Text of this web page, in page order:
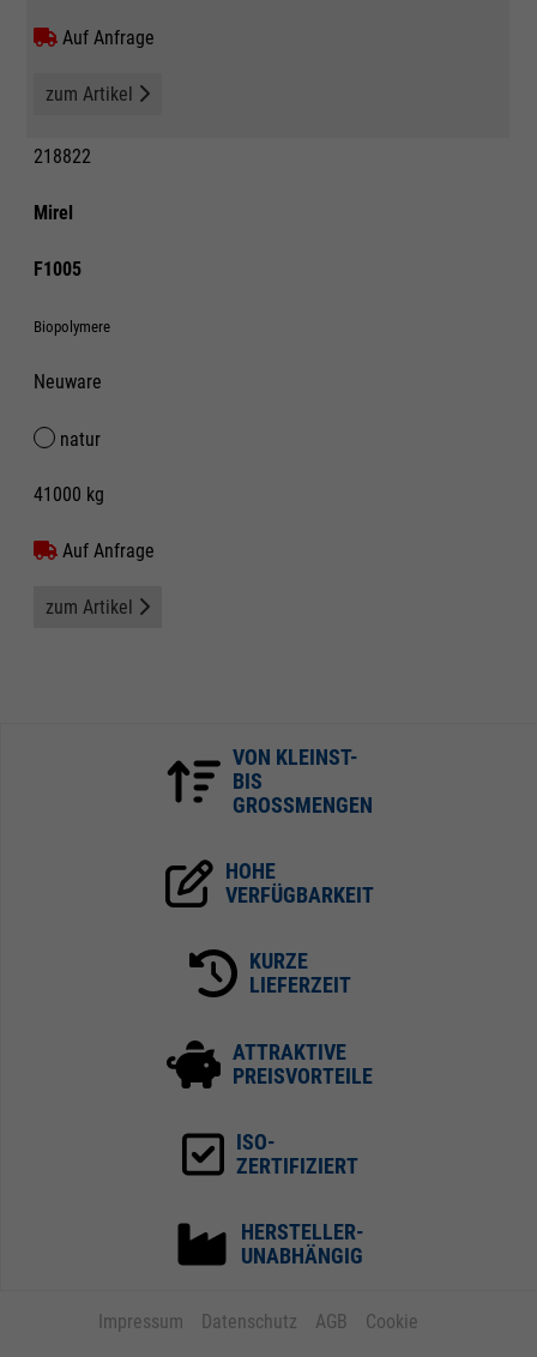
Auf Anfrage
zum Artikel
218822
Mirel
F1005
Biopolymere
Neuware
natur
41000 kg
Auf Anfrage
zum Artikel
VON KLEINST-
BIS
GROSSMENGEN
HOHE
VERFÜGBARKEIT
KURZE
LIEFERZEIT
ATTRAKTIVE
PREISVORTEILE
ISO-
ZERTIFIZIERT
HERSTELLER-
UNABHÄNGIG
Impressum Datenschutz AGB Cookie